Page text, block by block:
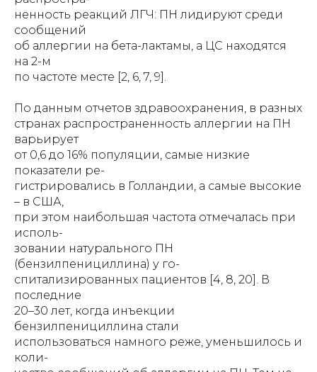
ненность реакций ЛГЧ: ПН лидируют среди
сообщений
об аллергии на бета-лактамы, а ЦС находятся
на 2-м
по частоте месте [2, 6, 7, 9].
По данным отчетов здравоохранения, в разных
странах распространенность аллергии на ПН
варьирует
от 0,6 до 16% популяции, самые низкие
показатели ре-
гистрировались в Голландии, а самые высокие
– в США,
при этом наибольшая частота отмечалась при
исполь-
зовании натурального ПН
(бензилпенициллина) у го-
спитализированных пациентов [4, 8, 20]. В
последние
20–30 лет, когда инъекции
бензилпенициллина стали
использоваться намного реже, уменьшилось и
коли-